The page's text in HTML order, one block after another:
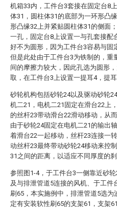
机箱33内，工件台3套接在固定台8
体31，圆柱体31的底部为一环形凸
形凸缘32上并紧贴圆柱体31的侧面
一孔，固定台8上设置一与孔套接配
好不为圆形，因为工件台3容易与固
但是此处由于工件台3为铁制的，重
间的摩擦力较大，因此孔选为圆形
取，在工件台3上设置一提耳4，提耳
砂轮机构包括砂轮24以及驱动砂轮
机二21，电机二21固定在滑台22上
的丝杆23带动滑台22滑动移动，从
由于砂轮24固定在电机二21的输出
着滑台22一起移动，丝杆23连接一
动丝杆23最终带动砂轮24移动来控
31之间的距离，以适应不同厚度的刹
参照图1-4，于工件台3一侧靠近砂
及与排泄管道5连接的风机、于工件
刷65，本实施例中，排泄管道5选为
定有安装软性刷65的支架61，支架